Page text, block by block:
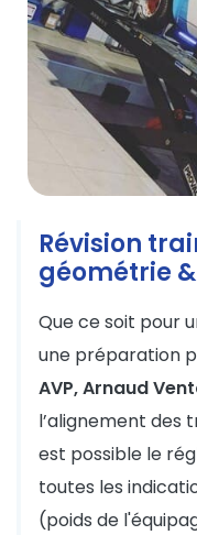
Révision
géométrie
Que ce soit pour
une préparation
AVP, Arnaud
l’alignement des
est possible le
toutes les
(poids de